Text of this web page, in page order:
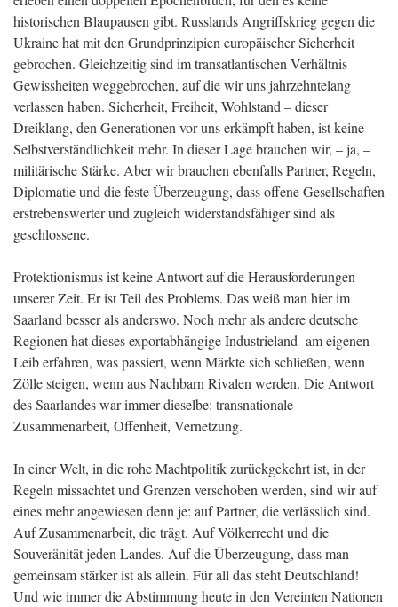
historischen Blaupausen gibt. Russlands Angriffskrieg gegen die
Ukraine hat mit den Grundprinzipien europäischer Sicherheit
gebrochen. Gleichzeitig sind im transatlantischen Verhältnis
Gewissheiten weggebrochen, auf die wir uns jahrzehntelang
verlassen haben. Sicherheit, Freiheit, Wohlstand – dieser
Dreiklang, den Generationen vor uns erkämpft haben, ist keine
Selbstverständlichkeit mehr. In dieser Lage brauchen wir, – ja, –
militärische Stärke. Aber wir brauchen ebenfalls Partner, Regeln,
Diplomatie und die feste Überzeugung, dass offene Gesellschaften
erstrebenswerter und zugleich widerstandsfähiger sind als
geschlossene.
Protektionismus ist keine Antwort auf die Herausforderungen
unserer Zeit. Er ist Teil des Problems. Das weiß man hier im
Saarland besser als anderswo. Noch mehr als andere deutsche
Regionen hat dieses exportabhängige Industrieland am eigenen
Leib erfahren, was passiert, wenn Märkte sich schließen, wenn
Zölle steigen, wenn aus Nachbarn Rivalen werden. Die Antwort
des Saarlandes war immer dieselbe: transnationale
Zusammenarbeit, Offenheit, Vernetzung.
In einer Welt, in die rohe Machtpolitik zurückgekehrt ist, in der
Regeln missachtet und Grenzen verschoben werden, sind wir auf
eines mehr angewiesen denn je: auf Partner, die verlässlich sind.
Auf Zusammenarbeit, die trägt. Auf Völkerrecht und die
Souveränität jeden Landes. Auf die Überzeugung, dass man
gemeinsam stärker ist als allein. Für all das steht Deutschland!
Und wie immer die Abstimmung heute in den Vereinten Nationen